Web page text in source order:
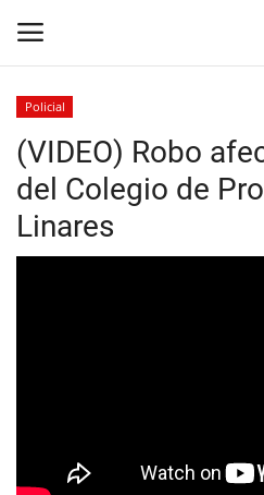
Inicio
Crónica
Policial
Espectáculos
Policial
(VIDEO) Robo
del Colegio de
Linares